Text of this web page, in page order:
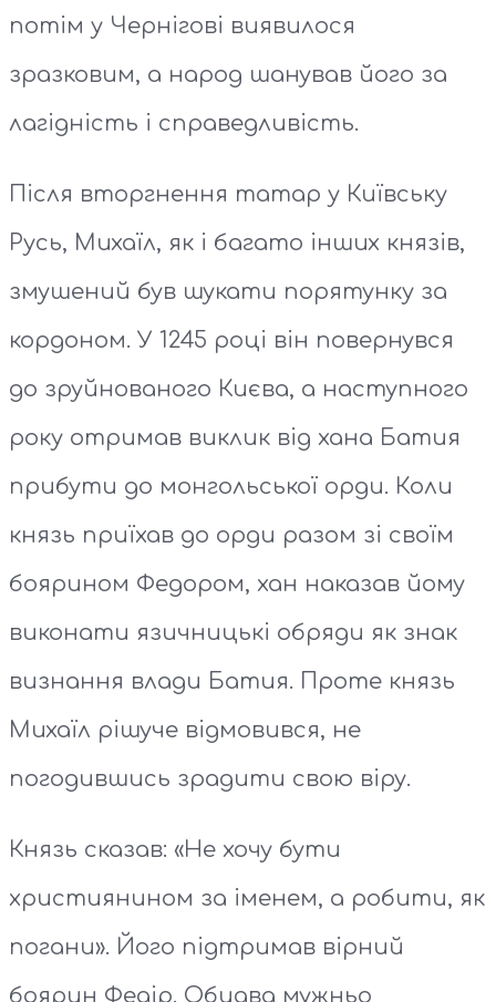
потім у Чернігові виявилося
зразковим, а народ шанував його за
лагідність і справедливість.
Після вторгнення татар у Київську
Русь, Михаїл, як і багато інших князів,
змушений був шукати порятунку за
кордоном. У 1245 році він повернувся
до зруйнованого Києва, а наступного
року отримав виклик від хана Батия
прибути до монгольської орди. Коли
князь приїхав до орди разом зі своїм
боярином Федором, хан наказав йому
виконати язичницькі обряди як знак
визнання влади Батия. Проте князь
Михаїл рішуче відмовився, не
погодившись зрадити свою віру.
Князь сказав: «Не хочу бути
християнином за іменем, а робити, як
погани». Його підтримав вірний
боярин Федір. Обидва мужньо